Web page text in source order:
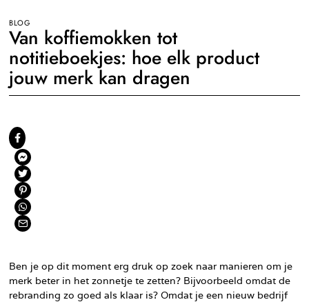
BLOG
Van koffiemokken tot
notitieboekjes: hoe elk product
jouw merk kan dragen
Ben je op dit moment erg druk op zoek naar manieren om je
merk beter in het zonnetje te zetten? Bijvoorbeeld omdat de
rebranding zo goed als klaar is? Omdat je een nieuw bedrijf